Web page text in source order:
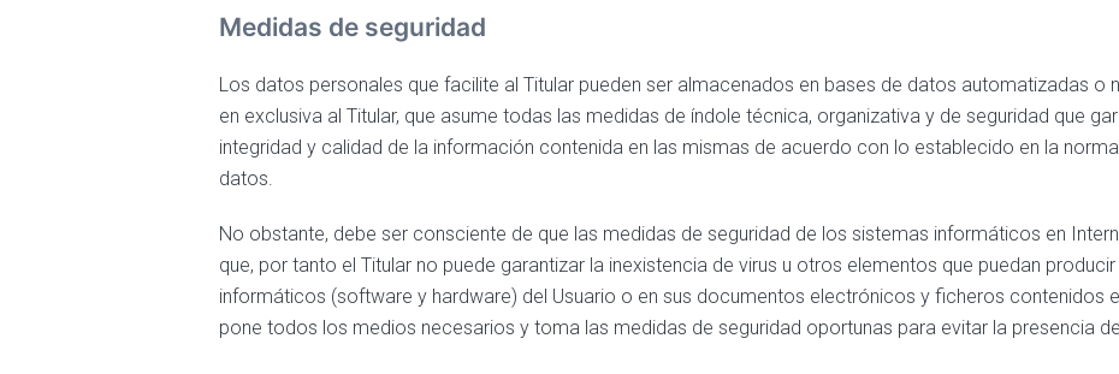
Medidas de seguridad
Los datos personales que facilite al Titular pueden ser almacenados en bases de datos automatizadas o
en exclusiva al Titular, que asume todas las medidas de índole técnica, organizativa y de seguridad que
integridad y calidad de la información contenida en las mismas de acuerdo con lo establecido en la
datos.
No obstante, debe ser consciente de que las medidas de seguridad de los sistemas informáticos en
que, por tanto el Titular no puede garantizar la inexistencia de virus u otros elementos que puedan
informáticos (software y hardware) del Usuario o en sus documentos electrónicos y ficheros contenidos
pone todos los medios necesarios y toma las medidas de seguridad oportunas para evitar la presencia